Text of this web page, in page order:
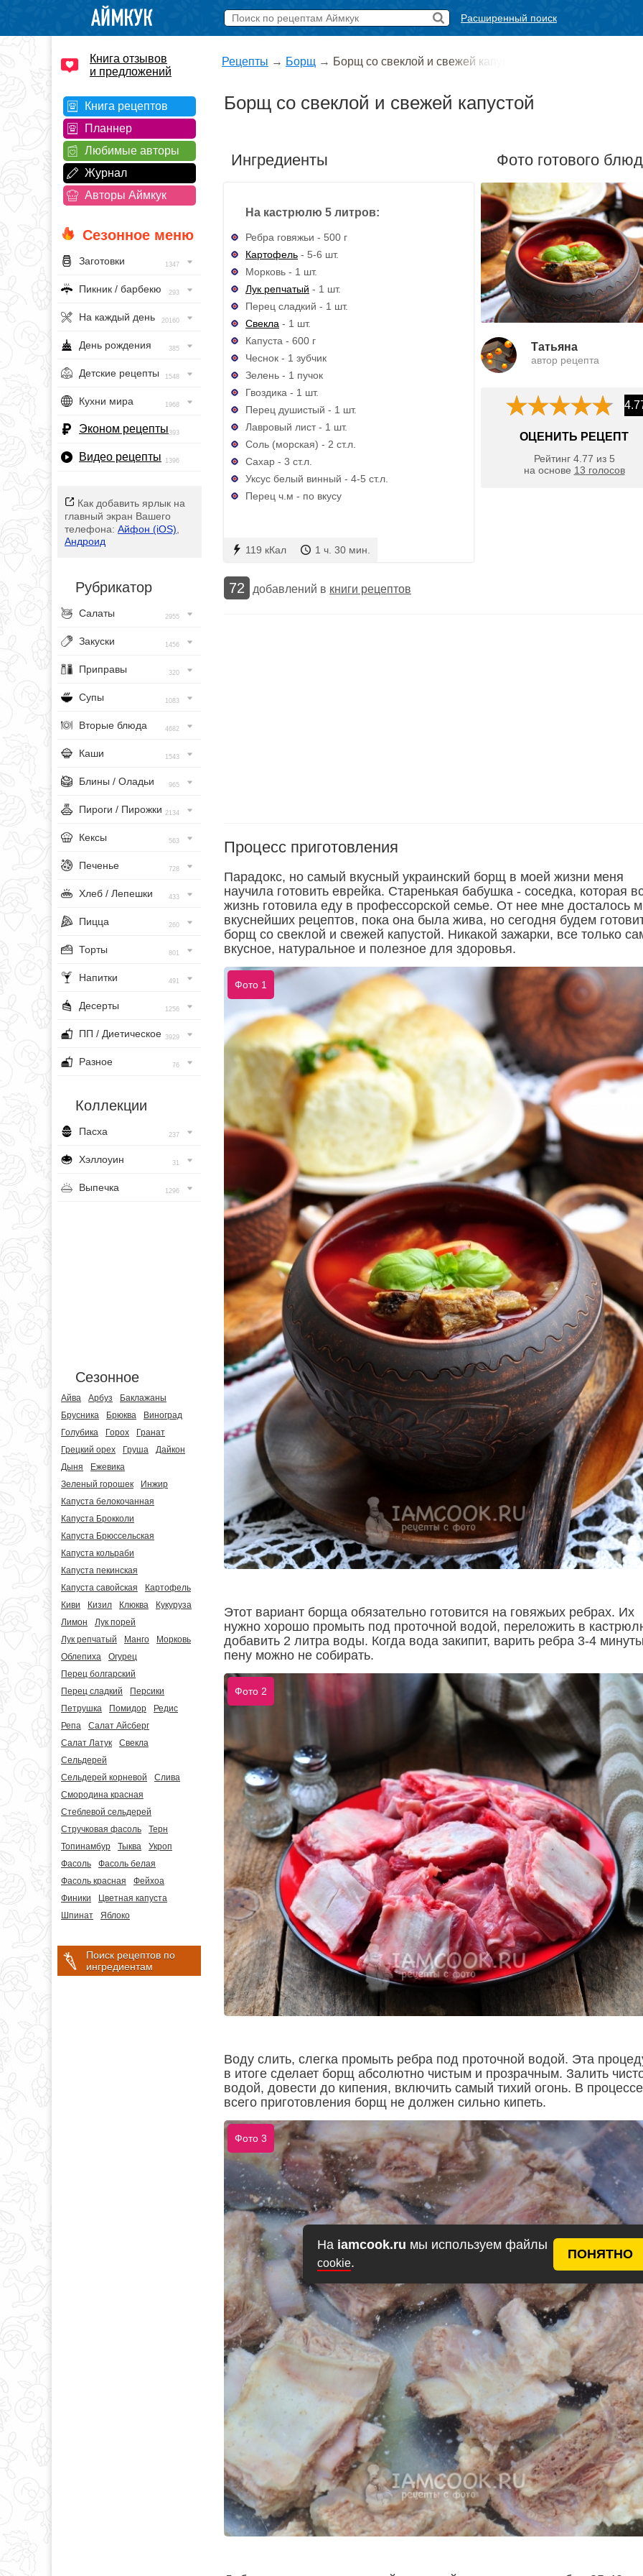
На iamcook.ru мы используем файлы
cookie.
ПОНЯТНО
Расширенный поиск
Книга отзывов
и предложений
Книга рецептов
Планнер
Любимые авторы
Журнал
Авторы Аймкук
Сезонное меню
Заготовки 1347
Пикник / барбекю 293
На каждый день 20160
День рождения 385
Детские рецепты 1548
Кухни мира 1968
Эконом рецепты393
Видео рецепты 1396
Как добавить ярлык на
главный экран Вашего
телефона: Айфон (iOS)
Андроид
Рубрикатор
Салаты 2955
Закуски 1456
Приправы 320
Супы 1083
Вторые блюда 4682
Каши 1543
Блины / Оладьи 965
Пироги / Пирожки 2134
Кексы 563
Печенье 728
Хлеб / Лепешки 433
Пицца 260
Торты 801
Напитки 491
Десерты 1256
ПП / Диетическое 3929
Разное 76
Коллекции
Пасха 237
Хэллоуин 31
Выпечка 1296
Сезонное
Айва Арбуз
Баклажаны
Брусника
Брюква
Виноград
Голубика
Горох
Гранат
Грецкий орех
Груша
Дайкон
Дыня
Ежевика
Зеленый горошек
Инжир
Капуста белокочанная
Капуста Брокколи
Капуста Брюссельская
Капуста кольраби
Капуста пекинская
Капуста савойская
Картофель
Киви
Кизил Клюква
Кукуруза
Лимон
Лук порей
Лук репчатый
Манго
Морковь
Облепиха
Огурец
Перец болгарский
Перец сладкий
Персики
Петрушка
Помидор
Редис
Репа
Салат Айсберг
Салат Латук
Свекла
Сельдерей
Сельдерей корневой
Слива
Смородина красная
Стеблевой сельдерей
Стручковая фасоль
Терн
Топинамбур
Тыква
Укроп
Фасоль
Фасоль белая
Фасоль красная
Фейхоа
Финики
Цветная капуста
Шпинат
Яблоко
Поиск рецептов по
ингредиентам
Рецепты → Борщ → Борщ со свеклой и свежей капус
Борщ со свеклой и свежей капустой
Ингредиенты
На кастрюлю 5 литров:
Ребра говяжьи - 500 г
Картофель - 5-6 шт.
Морковь - 1 шт.
Лук репчатый - 1 шт.
Перец сладкий - 1 шт.
Свекла - 1 шт.
Капуста - 600 г
Чеснок - 1 зубчик
Зелень - 1 пучок
Гвоздика - 1 шт.
Перец душистый - 1 шт.
Лавровый лист - 1 шт.
Соль (морская) - 2 ст.л.
Сахар - 3 ст.л.
Уксус белый винный - 4-5 ст.л.
Перец ч.м - по вкусу
119 кКал 1 ч. 30 мин.
Фото готового
Татьяна
автор рецепта
ОЦЕНИТЬ РЕЦЕПТ
Рейтинг 4.77 из 5
на основе 13 голосов
72 добавлений в книги рецептов
Процесс приготовления
Парадокс, но самый вкусный украинский борщ в моей жизни меня
научила готовить еврейка. Старенькая бабушка - соседка, которая
жизнь готовила еду в профессорской семье. От нее мне досталось
вкуснейших рецептов, пока она была жива, но сегодня будем
борщ со свеклой и свежей капустой. Никакой зажарки, все только
вкусное, натуральное и полезное для здоровья.
Фото 1
Этот вариант борща обязательно готовится на говяжьих ребрах. Их
нужно хорошо промыть под проточной водой, переложить в
добавить 2 литра воды. Когда вода закипит, варить ребра 3-4
пену можно не собирать.
Фото 2
Воду слить, слегка промыть ребра под проточной водой. Эта
в итоге сделает борщ абсолютно чистым и прозрачным. Залить
водой, довести до кипения, включить самый тихий огонь. В процессе
всего приготовления борщ не должен сильно кипеть.
Фото 3